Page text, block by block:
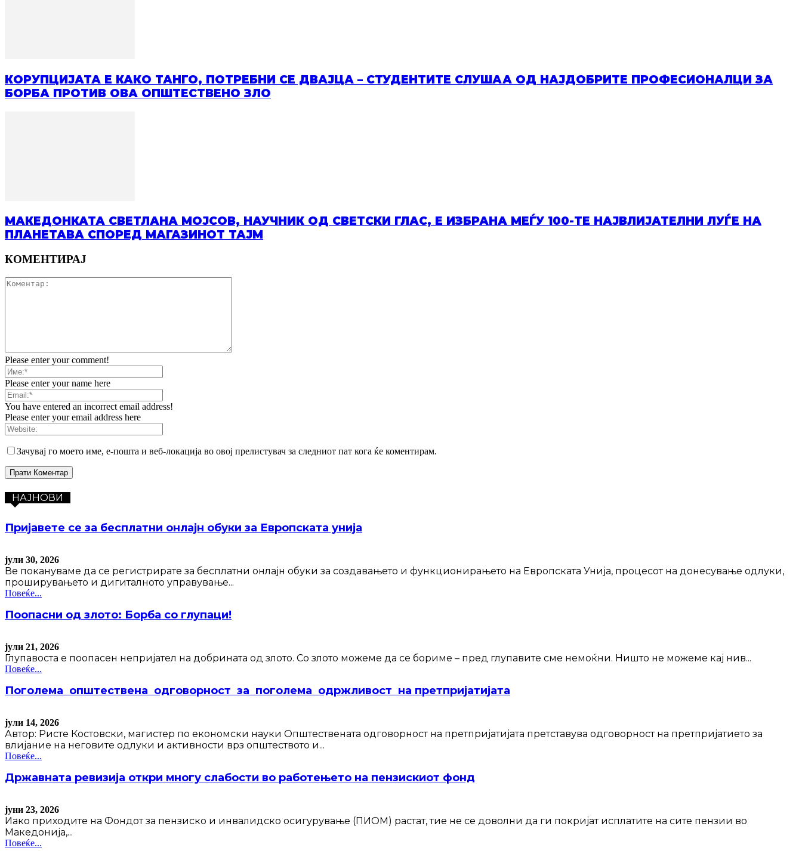
КОРУПЦИЈАТА Е КАКО ТАНГО, ПОТРЕБНИ СЕ ДВАЈЦА – СТУДЕНТИТЕ СЛУШАА ОД НАЈДОБРИТЕ ПРОФЕСИОНАЛЦИ ЗА
БОРБА ПРОТИВ ОВА ОПШТЕСТВЕНО ЗЛО
МАКЕДОНКАТА СВЕТЛАНА МОЈСОВ, НАУЧНИК ОД СВЕТСКИ ГЛАС, Е ИЗБРАНА МЕЃУ 100-ТЕ НАЈВЛИЈАТЕЛНИ ЛУЃЕ НА
ПЛАНЕТАВА СПОРЕД МАГАЗИНОТ ТАЈМ
КОМЕНТИРАЈ
Please enter your comment!
Please enter your name here
You have entered an incorrect email address!
Please enter your email address here
Зачувај го моето име, е-пошта и веб-локација во овој прелистувач за следниот пат кога ќе коментирам.
НАЈНОВИ
Пријавете се за бесплатни онлајн обуки за Европската унија
јули 30, 2026
Ве покануваме да се регистрирате за бесплатни онлајн обуки за создавањето и функционирањето на Европската Унија, процесот на донесување одлуки,
проширувањето и дигиталното управување...
Повеќе...
Поопасни од злото: Борба со глупаци!
јули 21, 2026
Глупавоста е поопасен непријател на добрината од злото. Со злото можеме да се бориме – пред глупавите сме немоќни. Ништо не можеме кај нив...
Повеќе...
Поголема општествена одговорност за поголема одржливост на претпријатијата
јули 14, 2026
Автор: Ристе Костовски, магистер по економски науки Општествената одговорност на претпријатијата претставува одговорност на претпријатието за
влијание на неговите одлуки и активности врз општеството и...
Повеќе...
Државната ревизија откри многу слабости во работењето на пензискиот фонд
јуни 23, 2026
Иако приходите на Фондот за пензиско и инвалидско осигурување (ПИОМ) растат, тие не се доволни да ги покријат исплатите на сите пензии во
Македонија,...
Повеќе...